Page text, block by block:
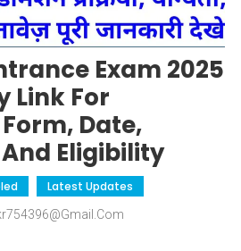
Exam 2025
Link For
Date,
Eligibility
Latest Updates